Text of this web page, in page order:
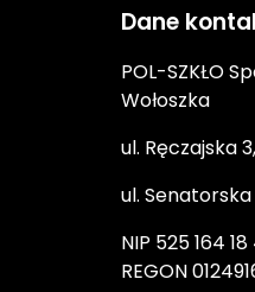
Dane
POL-SZKŁO
Wołoszka
ul. Ręczajska
ul.
NIP 525 164
REGON